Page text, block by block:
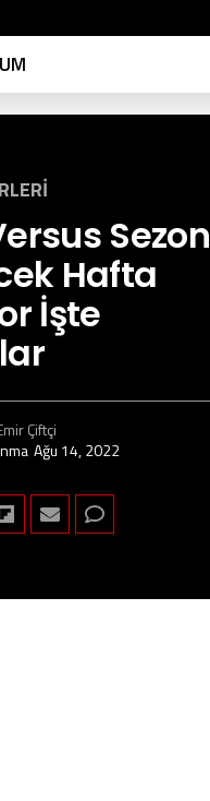
Sezon
Hafta
İşte
Çiftçi
Ağu 14, 2022